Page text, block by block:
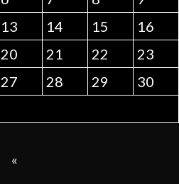
13 14 15
16
20 21 22
23
27 28 29
30
«